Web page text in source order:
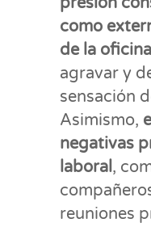
como
de la oficina
agravar y
sensación
Asimismo,
negativas
laboral,
reuniones